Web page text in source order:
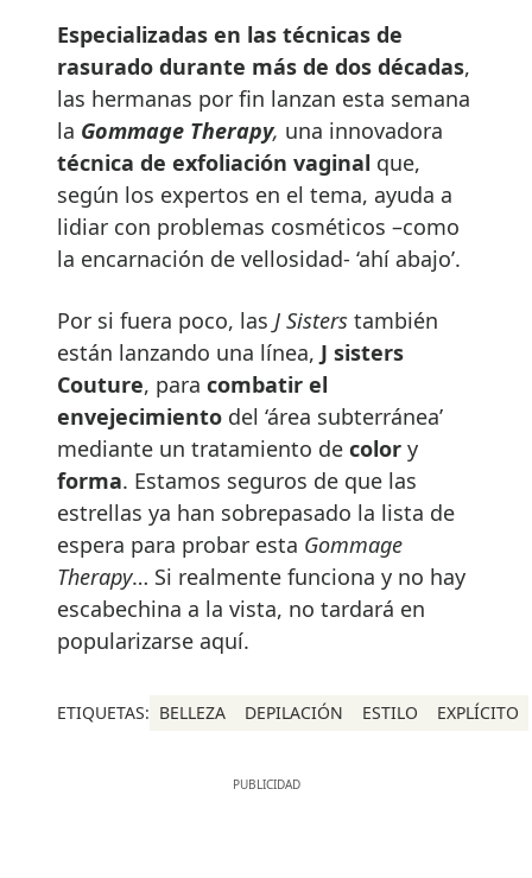
Especializadas en las técnicas de
rasurado durante más de dos décadas,
las hermanas por fin lanzan esta semana
la Gommage Therapy, una innovadora
técnica de exfoliación vaginal que,
según los expertos en el tema, ayuda a
lidiar con problemas cosméticos –como
la encarnación de vellosidad- ‘ahí abajo’.
Por si fuera poco, las J Sisters también
están lanzando una línea, J sisters
Couture, para combatir el
envejecimiento del ‘área subterránea’
mediante un tratamiento de color y
forma. Estamos seguros de que las
estrellas ya han sobrepasado la lista de
espera para probar esta Gommage
Therapy… Si realmente funciona y no hay
escabechina a la vista, no tardará en
popularizarse aquí.
ETIQUETAS: BELLEZA DEPILACIÓN ESTILO EXPLÍCITO